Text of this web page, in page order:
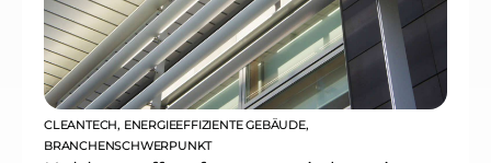
CLEANTECH, ENERGIEEFFIZIENTE GEBÄUDE,
BRANCHENSCHWERPUNKT